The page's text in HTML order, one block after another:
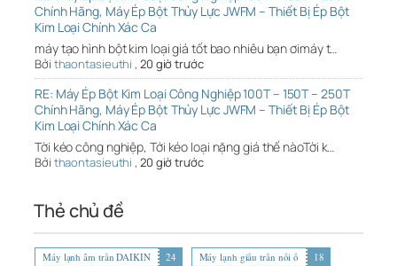
Chính Hãng, Máy Ép Bột Thủy Lực JWFM – Thiết Bị Ép Bột
Kim Loại Chính Xác Ca
máy tạo hình bột kim loại giá tốt bao nhiêu bạn ơimáy t…
Bởi thaontasieuthi , 20 giờ trước
RE: Máy Ép Bột Kim Loại Công Nghiệp 100T – 150T – 250T
Chính Hãng, Máy Ép Bột Thủy Lực JWFM – Thiết Bị Ép Bột
Kim Loại Chính Xác Ca
Tời kéo công nghiệp, Tới kéo loại nặng giá thế nàoTời k…
Bởi thaontasieuthi , 20 giờ trước
Thẻ chủ đề
Máy lạnh âm trần DAIKIN 24 Máy lạnh giấu trần nối ố
18